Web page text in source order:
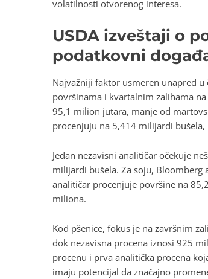
volatilnosti otvorenog interesa.
USDA izveštaji o
podatkovni
Najvažniji faktor usmeren unapred u
površinama i kvartalnim zalihama
95,1 milion jutara, manje od
procenjuju na 5,414 milijardi
Jedan nezavisni analitičar očekuje
milijardi bušela. Za soju, Bloomberg
analitičar procenjuje površine na
miliona.
Kod pšenice, fokus je na završnim
dok nezavisna procena iznosi 925
procenu i prva analitička procena
imaju potencijal da značajno